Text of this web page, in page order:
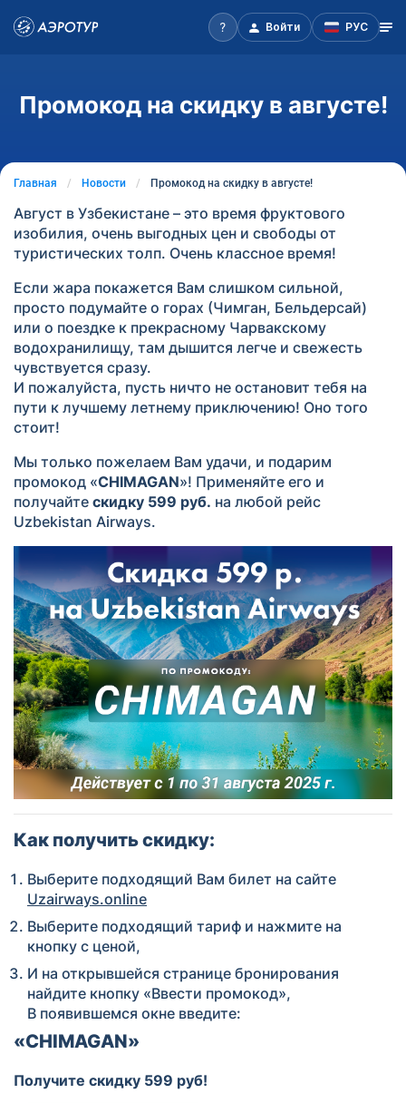
Войти РУС
Промокод на скидку в августе!
Главная Новости Промокод на скидку в августе!
Август в Узбекистане – это время фруктового
изобилия, очень выгодных цен и свободы от
туристических толп. Очень классное время!
Если жара покажется Вам слишком сильной,
просто подумайте о горах (Чимган, Бельдерсай)
или о поездке к прекрасному Чарвакскому
водохранилищу, там дышится легче и свежесть
чувствуется сразу.
И пожалуйста, пусть ничто не остановит тебя на
пути к лучшему летнему приключению! Оно того
стоит!
Мы только пожелаем Вам удачи, и подарим
промокод «CHIMAGAN»! Применяйте его и
получайте скидку 599 руб. на любой рейс
Uzbekistan Airways.
Как получить скидку:
Выберите подходящий Вам билет на сайте
Uzairways.online
Выберите подходящий тариф и нажмите на
кнопку с ценой,
И на открывшейся странице бронирования
найдите кнопку «Ввести промокод»,
В появившемся окне введите:
«CHIMAGAN»
Получите скидку 599 руб!